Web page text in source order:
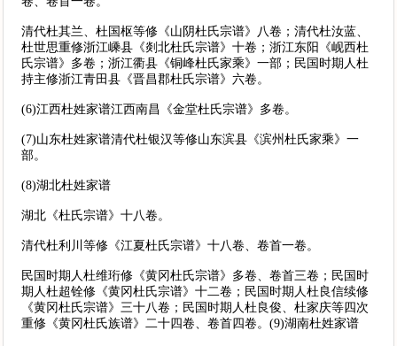
清代杜其兰、杜国枢等修《山阴杜氏宗谱》八卷；清代杜汝蓝、
杜世思重修浙江嵊县《剡北杜氏宗谱》十卷；浙江东阳《岘西杜
氏宗谱》多卷；浙江衢县《铜峰杜氏家乘》一部；民国时期人杜
持主修浙江青田县《晋昌郡杜氏宗谱》六卷。
(6)江西杜姓家谱江西南昌《金堂杜氏宗谱》多卷。
(7)山东杜姓家谱清代杜银汉等修山东滨县《滨州杜氏家乘》一
部。
(8)湖北杜姓家谱
湖北《杜氏宗谱》十八卷。
清代杜利川等修《江夏杜氏宗谱》十八卷、卷首一卷。
民国时期人杜维珩修《黄冈杜氏宗谱》多卷、卷首三卷；民国时
期人杜超铨修《黄冈杜氏宗谱》十二卷；民国时期人杜良信续修
《黄冈杜氏宗谱》三十八卷；民国时期人杜良俊、杜家庆等四次
重修《黄冈杜氏族谱》二十四卷、卷首四卷。(9)湖南杜姓家谱